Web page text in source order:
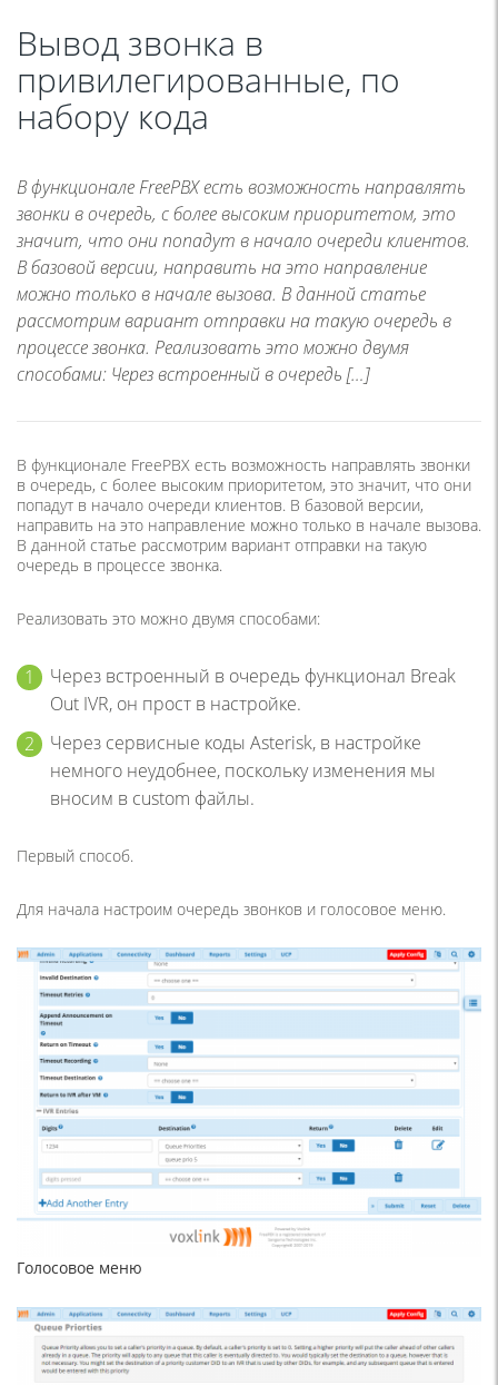
Вывод звонка в
привилегированные, по
набору кода
В функционале FreePBX есть возможность направлять
звонки в очередь, с более высоким приоритетом, это
значит, что они попадут в начало очереди клиентов.
В базовой версии, направить на это направление
можно только в начале вызова. В данной статье
рассмотрим вариант отправки на такую очередь в
процессе звонка. Реализовать это можно двумя
способами: Через встроенный в очередь […]
В функционале FreePBX есть возможность направлять звонки
в очередь, с более высоким приоритетом, это значит, что они
попадут в начало очереди клиентов. В базовой версии,
направить на это направление можно только в начале вызова.
В данной статье рассмотрим вариант отправки на такую
очередь в процессе звонка.
Реализовать это можно двумя способами:
Через встроенный в очередь функционал Break
Out IVR, он прост в настройке.
Через сервисные коды Asterisk, в настройке
немного неудобнее, поскольку изменения мы
вносим в custom файлы.
Первый способ.
Для начала настроим очередь звонков и голосовое меню.
Голосовое меню